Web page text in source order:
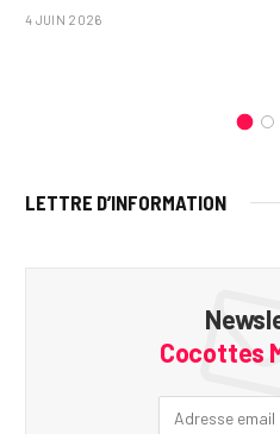
4 JUIN 2026
LETTRE D’INFORMATION
Cocottes